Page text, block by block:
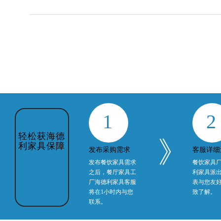
轻松获海德
利家具保障
1
发布采购需求
发布餐饮家具需求
之后，餐厅家具工
厂海德利家具客服
将在1小时内与您
联系。
》
2
客服详
餐饮家具
利家具派
表与您友
致了解。